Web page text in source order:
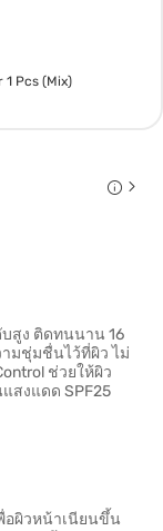
Pcs (Mix)
สูง ติดทนนาน 16
มชุ่มชื่นไว้ที่ผิว ไม่
ช่วยให้ผิว
สงแดด SPF25
อผิวหน้าเนียนขึ้น